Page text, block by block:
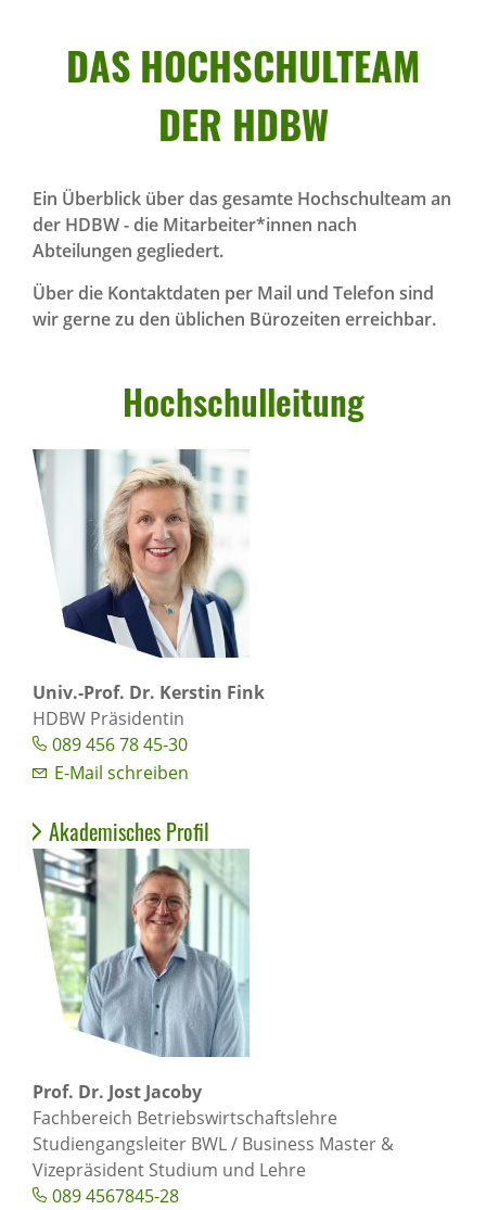
DAS HOCH­SCHUL­TEAM
DER HDBW
Ein Überblick über das gesamte Hochschulteam an
der HDBW - die Mitarbeiter*innen nach
Abteilungen gegliedert.
Über die Kontaktdaten per Mail und Telefon sind
wir gerne zu den üblichen Bürozeiten erreichbar.
Hoch­schul­lei­tung
Univ.-Prof. Dr. Kerstin Fink
HDBW Präsidentin
089 456 78 45-30
E-Mail schreiben
Akademisches Profil
Prof. Dr. Jost Jacoby
Fachbereich Betriebswirtschaftslehre
Studiengangsleiter BWL / Business Master &
Vizepräsident Studium und Lehre
089 4567845-28